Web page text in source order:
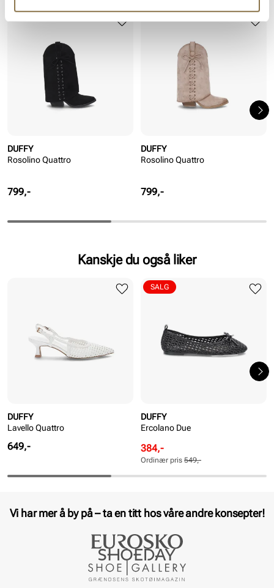
Hælhøyde:70 mm
DUFFY
Rosolino Quattro
Pris
799,-
DUFFY
Rosolino Quattro
Pris
799,-
Kanskje du også liker
DUFFY
Lavello Quattro
Pris
649,-
DUFFY
Ercolano Due
Rabattert
pris
Pris
384,-
Ordinær
pris
Pris
Ordinær pris 549,-
SALG
Vi har mer å by på – ta en titt hos våre andre konsepter!